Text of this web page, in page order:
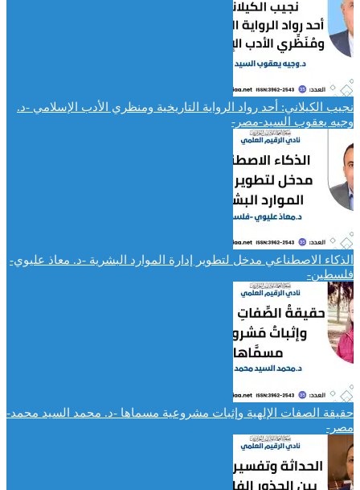
نجيب الكيلاني: أحد رواد الرواية التاريخية ومنظري الأدب الإسلامي -د.
وجيه يعقوب السيد-مصر-
الذكاء الاصطناعي مدخل لتطوير إدارة الموارد البشرية -د. معاذ عليوي-
فلسطين-
حقيقة الصفات الإلهية وإثبات مشروعية مسماها -د. محمد السيد محمد-
مصر-